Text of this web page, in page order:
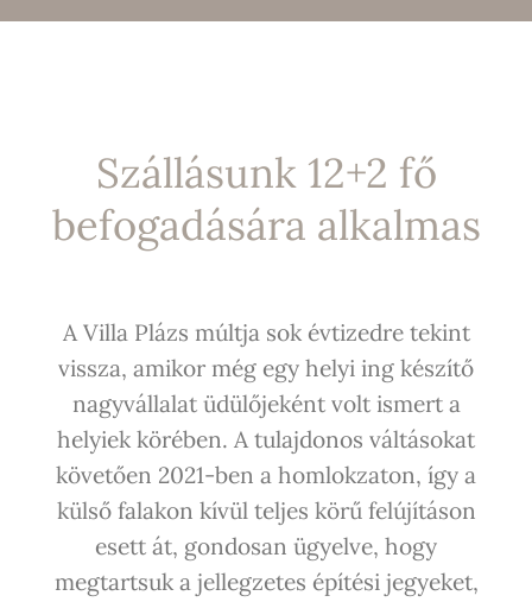
Szállásunk 12+2 fő
befogadására alkalmas
A Villa Plázs múltja sok évtizedre tekint
vissza, amikor még egy helyi ing készítő
nagyvállalat üdülőjeként volt ismert a
helyiek körében. A tulajdonos váltásokat
követően 2021-ben a homlokzaton, így a
külső falakon kívül teljes körű felújításon
esett át, gondosan ügyelve, hogy
megtartsuk a jellegzetes építési jegyeket,